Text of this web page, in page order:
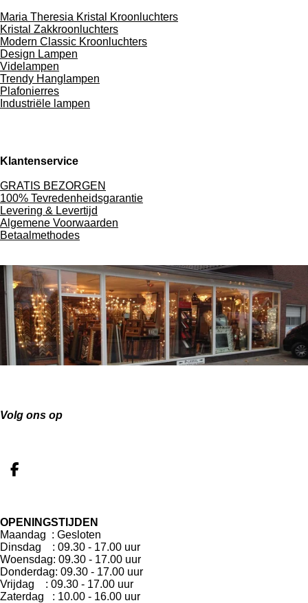
Maria Theresia Kristal Kroonluchters
Kristal Zakkroonluchters
Modern Classic Kroonluchters
Design Lampen
Videlampen
Trendy Hanglampen
Plafonierres
Industriële lampen
Klantenservice
GRATIS BEZORGEN
100% Tevredenheidsgarantie
Levering & Levertijd
Algemene Voorwaarden
Betaalmethodes
Volg ons op
F
b
o
o
k
OPENINGSTIJDEN
Maandag : Gesloten
Dinsdag : 09.30 - 17.00 uur
Woensdag: 09.30 - 17.00 uur
Donderdag: 09.30 - 17.00 uur
Vrijdag : 09.30 - 17.00 uur
Zaterdag : 10.00 - 16.00 uur